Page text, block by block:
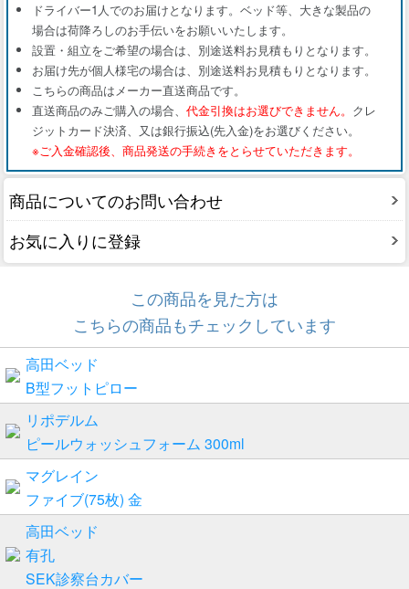
ドライバー1人でのお届けとなります。ベッド等、大きな製品の
場合は荷降ろしのお手伝いをお願いいたします。
設置・組立をご希望の場合は、別途送料お見積もりとなります。
お届け先が個人様宅の場合は、別途送料お見積もりとなります。
こちらの商品はメーカー直送商品です。
直送商品のみご購入の場合、 代金引換はお選びできません。 クレ
ジットカード決済、又は銀行振込(先入金)をお選びください。
※ご入金確認後、商品発送の手続きをとらせていただきます。
商品についてのお問い合わせ
お気に入りに登録
この商品を見た方は
こちらの商品もチェックしています
高田ベッド
B型フットピロー
リポデルム
ピールウォッシュフォーム 300ml
マグレイン
ファイブ(75枚) 金
高田ベッド
有孔
SEK診察台カバー